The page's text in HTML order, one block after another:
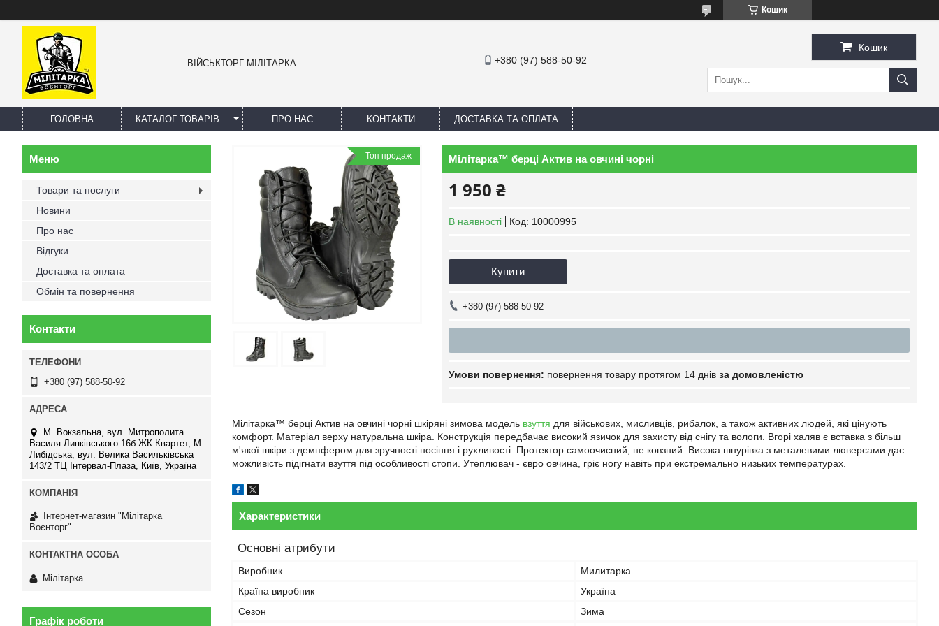
Кошик
ВІЙСЬКТОРГ МІЛІТАРКА +380 (97) 588-50-92
Кошик
ГОЛОВНА КАТАЛОГ ТОВАРІВ ПРО НАС КОНТАКТИ ДОСТАВКА ТА ОПЛАТА
Топ продаж Мілітарка™ берці Актив на овчині чорні
1 950 ₴
В наявності Код: 10000995
Купити
+380 (97) 588-50-92
повернення товару протягом 14 днів за домовленістю
Мілітарка™ берці Актив на овчині чорні шкіряні зимова модель взуття для військових, мисливців, рибалок, а також активних людей, які цінують
комфорт. Матеріал верху натуральна шкіра. Конструкція передбачає високий язичок для захисту від снігу та вологи. Вгорі халяв є вставка з більш
м'якої шкіри з демпфером для зручності носіння і рухливості. Протектор самоочисний, не ковзний. Висока шнурівка з металевими люверсами дає
можливість підігнати взуття під особливості стопи. Утеплювач - євро овчина, гріє ногу навіть при екстремально низьких температурах.
Характеристики
Основні атрибути
Виробник
Милитарка
Країна виробник
Україна
Сезон
Зима
Товари та послуги
Новини
Про нас
Відгуки
Доставка та оплата
Обмін та повернення
Контакти
+380 (97) 588-50-92
М. Вокзальна, вул. Митрополита
Василя Липківського 16б ЖК Квартет, М.
Либідська, вул. Велика Васильківська
143/2 ТЦ Інтервал-Плаза, Київ, Україна
Інтернет-магазин "Мілітарка
Воєнторг"
Мілітарка
Графік роботи